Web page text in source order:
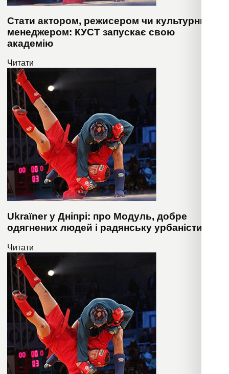
Стати актором, режисером чи культурним
менеджером: КУСТ запускає свою
академію
Читати
Ukraïner у Дніпрі: про Модуль, добре
одягнених людей і радянську урбаністику
Читати